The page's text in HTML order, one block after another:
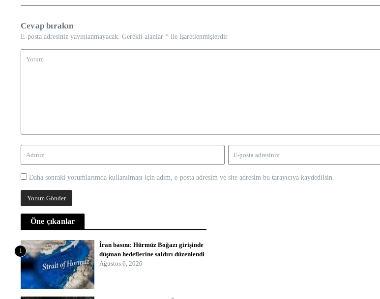
Cevap bırakın
E-posta adresiniz yayınlanmayacak. Gerekli alanlar * ile işaretlenmişlerdir
Daha sonraki yorumlarımda kullanılması için adım, e-posta adresim ve site adresim bu tarayıcıya kaydedilsin.
Öne çıkanlar
1
İran basını: Hürmüz Boğazı girişinde
düşman hedeflerine saldırı düzenlendi
Ağustos 6, 2026